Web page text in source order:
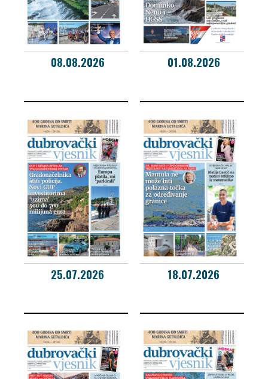
08.08.2026 01.08.2026
25.07.2026 18.07.2026